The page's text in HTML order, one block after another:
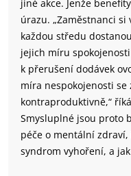
jiné akce. Jenže
úrazu. „Zaměstnanci
každou středu
jejich míru
k přerušení dodávek
míra nespokojenosti se
kontraproduktivně,“
Smysluplné jsou proto
péče o mentální
syndrom vyhoření, a